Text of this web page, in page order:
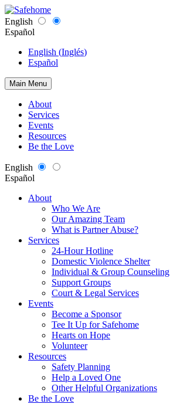
English
Español
English (Inglés)
Español
Main Menu
About
Services
Events
Resources
Be the Love
English
Español
About
Who We Are
Our Amazing Team
What is Partner Abuse?
Services
24-Hour Hotline
Domestic Violence Shelter
Individual & Group Counseling
Support Groups
Court & Legal Services
Events
Become a Sponsor
Tee It Up for Safehome
Hearts on Hope
Volunteer
Resources
Safety Planning
Help a Loved One
Other Helpful Organizations
Be the Love